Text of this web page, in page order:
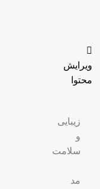
ویرایش
محتوا
زیبایی
و
سلامت
مد